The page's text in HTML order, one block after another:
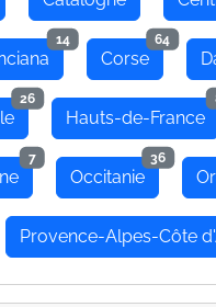
14
Corse
64
26
Hauts-de-France
7
Occitanie
36
Provence-Alpes-Côte